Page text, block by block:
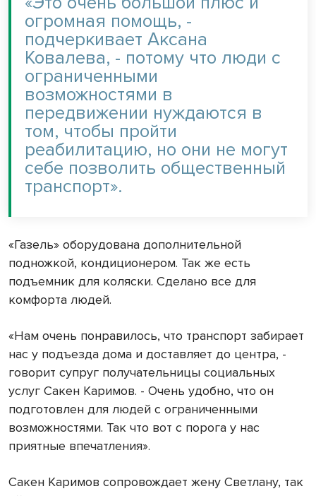
огромная помощь, -
подчеркивает Аксана
Ковалева, - потому что люди с
ограниченными
возможностями в
передвижении нуждаются в
том, чтобы пройти
реабилитацию, но они не могут
себе позволить общественный
транспорт».
«Газель» оборудована дополнительной
подножкой, кондиционером. Так же есть
подъемник для коляски. Сделано все для
комфорта людей.
«Нам очень понравилось, что транспорт забирает
нас у подъезда дома и доставляет до центра, -
говорит супруг получательницы социальных
услуг Сакен Каримов. - Очень удобно, что он
подготовлен для людей с ограниченными
возможностями. Так что вот с порога у нас
приятные впечатления».
Сакен Каримов сопровождает жену Светлану, так